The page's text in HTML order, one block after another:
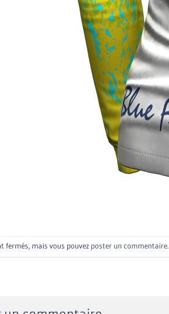
fermés, mais vous pouvez poster un commentaire.